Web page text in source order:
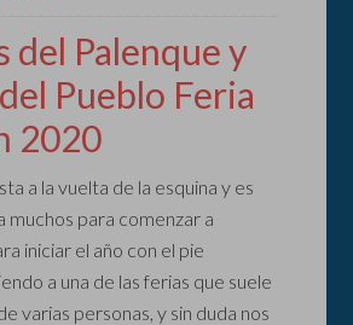
del Palenque y
Pueblo Feria
2020
a la vuelta de la esquina y es
muchos para comenzar a
iniciar el año con el pie
a una de las ferias que suele
varias personas, y sin duda nos